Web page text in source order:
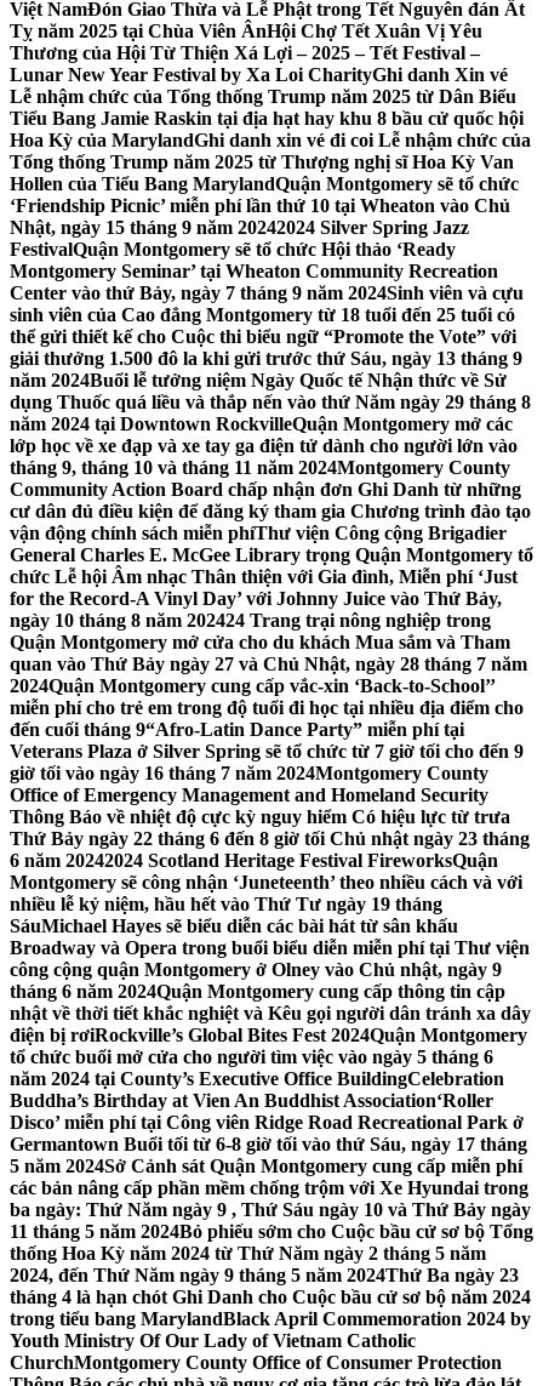
Việt NamĐón Giao Thừa và Lễ Phật trong Tết Nguyên đán Ất
Tỵ năm 2025 tại Chùa Viên ÂnHội Chợ Tết Xuân Vị Yêu
Thương của Hội Từ Thiện Xá Lợi – 2025 – Tết Festival –
Lunar New Year Festival by Xa Loi CharityGhi danh Xin vé
Lễ nhậm chức của Tổng thống Trump năm 2025 từ Dân Biểu
Tiểu Bang Jamie Raskin tại địa hạt hay khu 8 bầu cử quốc hội
Hoa Kỳ của MarylandGhi danh xin vé đi coi Lễ nhậm chức của
Tổng thống Trump năm 2025 từ Thượng nghị sĩ Hoa Kỳ Van
Hollen của Tiểu Bang MarylandQuận Montgomery sẽ tổ chức
‘Friendship Picnic’ miễn phí lần thứ 10 tại Wheaton vào Chủ
Nhật, ngày 15 tháng 9 năm 20242024 Silver Spring Jazz
FestivalQuận Montgomery sẽ tổ chức Hội thảo ‘Ready
Montgomery Seminar’ tại Wheaton Community Recreation
Center vào thứ Bảy, ngày 7 tháng 9 năm 2024Sinh viên và cựu
sinh viên của Cao đẳng Montgomery từ 18 tuổi đến 25 tuổi có
thể gửi thiết kế cho Cuộc thi biểu ngữ “Promote the Vote” với
giải thưởng 1.500 đô la khi gửi trước thứ Sáu, ngày 13 tháng 9
năm 2024Buổi lễ tưởng niệm Ngày Quốc tế Nhận thức về Sử
dụng Thuốc quá liều và thắp nến vào thứ Năm ngày 29 tháng 8
năm 2024 tại Downtown RockvilleQuận Montgomery mở các
lớp học về xe đạp và xe tay ga điện tử dành cho người lớn vào
tháng 9, tháng 10 và tháng 11 năm 2024Montgomery County
Community Action Board chấp nhận đơn Ghi Danh từ những
cư dân đủ điều kiện để đăng ký tham gia Chương trình đào tạo
vận động chính sách miễn phíThư viện Công cộng Brigadier
General Charles E. McGee Library trọng Quận Montgomery tổ
chức Lễ hội Âm nhạc Thân thiện với Gia đình, Miễn phí ‘Just
for the Record-A Vinyl Day’ với Johnny Juice vào Thứ Bảy,
ngày 10 tháng 8 năm 202424 Trang trại nông nghiệp trong
Quận Montgomery mở cửa cho du khách Mua sắm và Tham
quan vào Thứ Bảy ngày 27 và Chủ Nhật, ngày 28 tháng 7 năm
2024Quận Montgomery cung cấp vắc-xin ‘Back-to-School’’
miễn phí cho trẻ em trong độ tuổi đi học tại nhiều địa điểm cho
đến cuối tháng 9“Afro-Latin Dance Party” miễn phí tại
Veterans Plaza ở Silver Spring sẽ tổ chức từ 7 giờ tối cho đến 9
giờ tối vào ngày 16 tháng 7 năm 2024Montgomery County
Office of Emergency Management and Homeland Security
Thông Báo về nhiệt độ cực kỳ nguy hiểm Có hiệu lực từ trưa
Thứ Bảy ngày 22 tháng 6 đến 8 giờ tối Chủ nhật ngày 23 tháng
6 năm 20242024 Scotland Heritage Festival FireworksQuận
Montgomery sẽ công nhận ‘Juneteenth’ theo nhiều cách và với
nhiều lễ kỷ niệm, hầu hết vào Thứ Tư ngày 19 tháng
SáuMichael Hayes sẽ biểu diễn các bài hát từ sân khấu
Broadway và Opera trong buổi biểu diễn miễn phí tại Thư viện
công cộng quận Montgomery ở Olney vào Chủ nhật, ngày 9
tháng 6 năm 2024Quận Montgomery cung cấp thông tin cập
nhật về thời tiết khắc nghiệt và Kêu gọi người dân tránh xa dây
điện bị rơiRockville’s Global Bites Fest 2024Quận Montgomery
tổ chức buổi mở cửa cho người tìm việc vào ngày 5 tháng 6
năm 2024 tại County’s Executive Office BuildingCelebration
Buddha’s Birthday at Vien An Buddhist Association‘Roller
Disco’ miễn phí tại Công viên Ridge Road Recreational Park ở
Germantown Buổi tối từ 6-8 giờ tối vào thứ Sáu, ngày 17 tháng
5 năm 2024Sở Cảnh sát Quận Montgomery cung cấp miễn phí
các bản nâng cấp phần mềm chống trộm với Xe Hyundai trong
ba ngày: Thứ Năm ngày 9 , Thứ Sáu ngày 10 và Thứ Bảy ngày
11 tháng 5 năm 2024Bỏ phiếu sớm cho Cuộc bầu cử sơ bộ Tổng
thống Hoa Kỳ năm 2024 từ Thứ Năm ngày 2 tháng 5 năm
2024, đến Thứ Năm ngày 9 tháng 5 năm 2024Thứ Ba ngày 23
tháng 4 là hạn chót Ghi Danh cho Cuộc bầu cử sơ bộ năm 2024
trong tiểu bang MarylandBlack April Commemoration 2024 by
Youth Ministry Of Our Lady of Vietnam Catholic
ChurchMontgomery County Office of Consumer Protection